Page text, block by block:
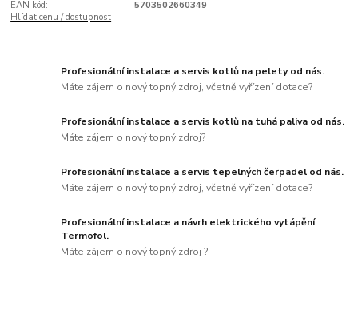
EAN kód:
5703502660349
Hlídat cenu / dostupnost
Profesionální instalace a servis kotlů na pelety od nás.
Máte zájem o nový topný zdroj, včetně vyřízení dotace?
Profesionální instalace a servis kotlů na tuhá paliva od nás.
Máte zájem o nový topný zdroj?
Profesionální instalace a servis tepelných čerpadel od nás.
Máte zájem o nový topný zdroj, včetně vyřízení dotace?
Profesionální instalace a návrh elektrického vytápění
Termofol.
Máte zájem o nový topný zdroj ?